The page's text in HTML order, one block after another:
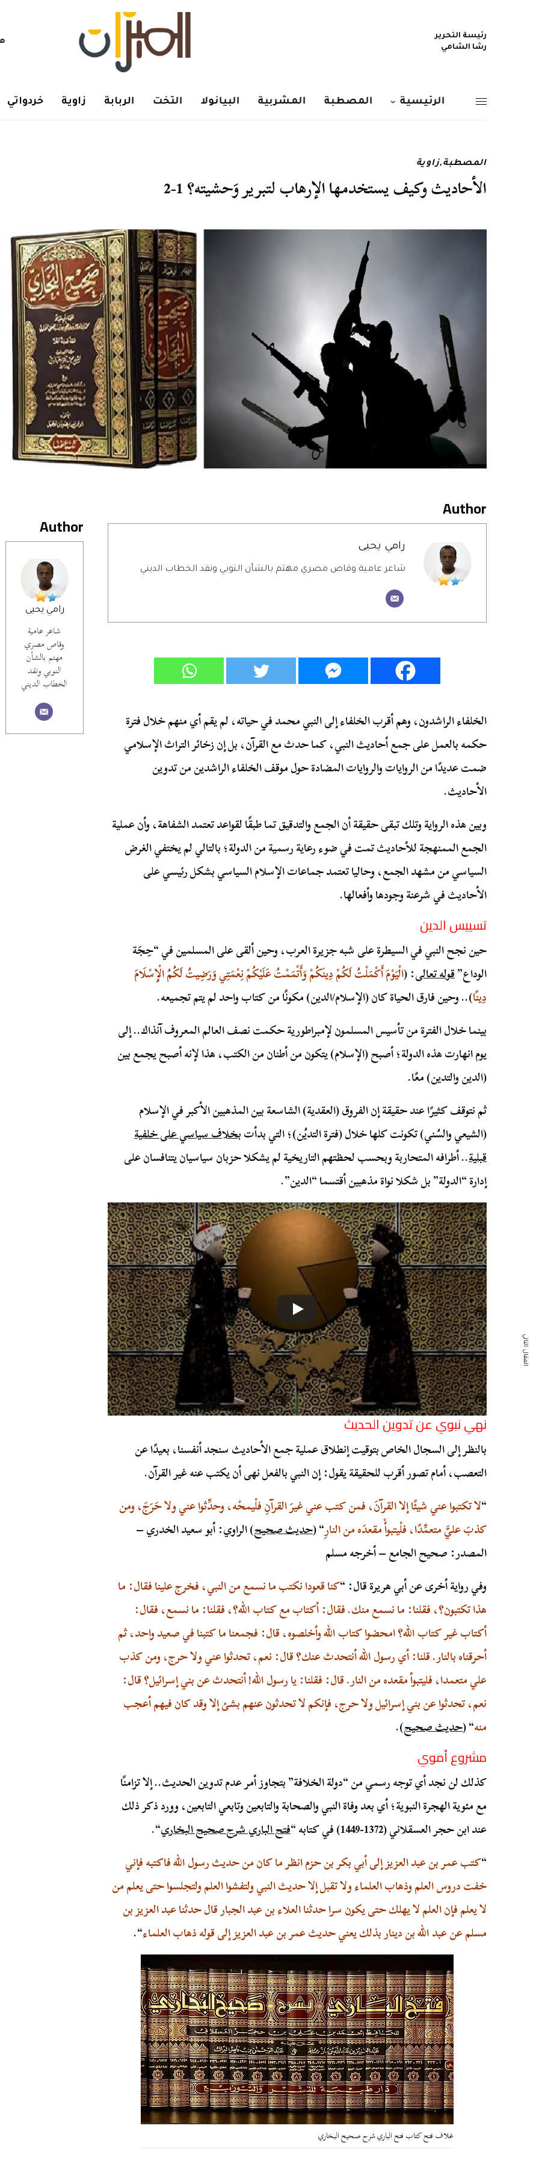
رئيسة التحرير
رشا الشامي
الرئيسية المصطبة المشربية البيانولا التخت الربابة زاوية خردواتي
المصطبة,زاوية
الأحاديث وكيف يستخدمها الإرهاب لتبرير وَحشيته؟ 1-2
Author
رامي يحيى
شاعر عامية
وقاص مصري
مهتم بالشأن
النوبي ونقد
الخطاب الديني
Author
رامي يحيى
شاعر عامية وقاص مصري مهتم بالشأن النوبي ونقد الخطاب الديني
الخلفاء الراشدون، وهم أقرب الخلفاء إلى النبي محمد في حياته، لم يقم أي منهم خلال فترة
حكمه بالعمل على جمع أحاديث النبي، كما حدث مع القرآن، بل إن زخائر التراث الإسلامي
ضمت عديدًا من الروايات والروايات المضادة حول موقف الخلفاء الراشدين من تدوين
الأحاديث.
وبين هذه الرواية وتلك تبقى حقيقة أن الجمع والتدقيق تما طبقًا لقواعد تعتمد الشفاهة، وأن عملية
الجمع الممنهجة للأحاديث تمت في ضوء رعاية رسمية من الدولة؛ بالتالي لم يختفي الغرض
السياسي من مشهد الجمع، وحاليا تعتمد جماعات الإسلام السياسي بشكل رئيسي على
الأحاديث في شرعنة وجودها وأفعالها.
تسييس الدين
حين نجح النبي في السيطرة على شبه جزيرة العرب، وحين ألقى على المسلمين في “حِجَة
الوداع”قوله تعالى: (الْيَوْمَ أَكْمَلْتُ لَكُمْ دِينَكُمْ وَأَتْمَمْتُ عَلَيْكُمْ نِعْمَتِي وَرَضِيتُ لَكُمُ الْإِسْلَامَ
دِينًا).. وحين فارق الحياة كان (الإسلام/الدين) مكونًا من كتاب واحد لم يتم تجميعه.
بينما خلال الفترة من تأسيس المسلمون لإمبراطورية حكمت نصف العالم المعروف آنذاك.. إلى
يوم انهارت هذه الدولة؛ أصبح (الإسلام) يتكون من أطنان من الكتب، هذا لإنه أصبح يجمع بين
(الدين والتدين) معًا.
ثم نتوقف كثيرًا عند حقيقة إن الفروق (العقدية) الشاسعة بين المذهبين الأكبر في الإسلام
(الشيعي والسُني) تكونت كلها خلال (فترة التديُن)؛ التي بدأتبخلاف سياسي على خلفية
قبلية.. أطرافه المتحاربة وبحسب لحظتهم التاريخية لم يشكلا حزبان سياسيان يتنافسان على
إدارة “الدولة” بل شكلا نواة مذهبين أقتسما “الدين”.
نهي نبوي عن تدوين الحديث
بالنظر إلى السجال الخاص بتوقيت إنطلاق عملية جمع الأحاديث سنجد أنفسنا، بعيدًا عن
التعصب، أمام تصور أقرب للحقيقة يقول: إن النبي بالفعل نهى أن يكتب عنه غير القرآن.
“لا تكتبوا عني شيئًا إلا القرآنَ، فمن كتب عني غيرَ القرآنِ فلْيمحْه، وحدِّثوا عني ولا حَرَجَ، ومن
كذبَ عليَّ متعمِّدًا، فلْيتبوأْ مقعدَه من النارِ“
(حديث صحيح) الراوي: أبو سعيد الخدري –
المصدر: صحيح الجامع – أخرجه مسلم
وفي رواية أخرى عن أبي هريرة قال: “كنا قعودا نكتب ما نسمع من النبي، فخرج علينا فقال: ما
هذا تكتبون؟، فقلنا: ما نسمع منك. فقال: أكتاب مع كتاب الله؟، فقلنا: ما نسمع، فقال:
أكتاب غير كتاب الله؟ امحضوا كتاب الله وأخلصوه، قال: فجمعنا ما كتبنا في صعيد واحد، ثم
أحرقناه بالنار. قلنا: أي رسول الله أنتحدث عنك؟ قال: نعم، تحدثوا عني ولا حرج، ومن كذب
علي متعمدا، فليتبوأ مقعده من النار. قال: فقلنا: يا رسول الله! أنتحدث عن بني إسرائيل؟ قال:
نعم، تحدثوا عن بني إسرائيل ولا حرج، فإنكم لا تحدثون عنهم بشئ إلا وقد كان فيهم أعجب
منه“
(حديث صحيح).
مشروع أموي
كذلك لن نجد أي توجه رسمي من “دولة الخلافة” بتجاوز أمر عدم تدوين الحديث.. إلا تزامنًا
مع مئوية الهجرة النبوية؛ أي بعد وفاة النبي والصحابة والتابعين وتابعي التابعين، وورد ذكر ذلك
عند ابن حجر العسقلاني (1372-1449) في كتابه “
فتح الباري شرح صحيح البخاري“.
“كتب عمر بن عبد العزيز إلى أبي بكر بن حزم انظر ما كان من حديث رسول الله فاكتبه فإني
خفت دروس العلم وذهاب العلماء ولا تقبل إلا حديث النبي ولتفشوا العلم ولتجلسوا حتى يعلم من
لا يعلم فإن العلم لا يهلك حتى يكون سرا حدثنا العلاء بن عبد الجبار قال حدثنا عبد العزيز بن
مسلم عن عبد الله بن دينار بذلك يعني حديث عمر بن عبد العزيز إلى قوله ذهاب العلماء“.
غلاف فتح كتاب فتح الباري شرح صحيح البخاري
المقال التالي